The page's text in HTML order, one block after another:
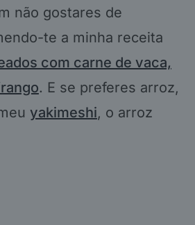
não gostares de
te a minha receita
com carne de vaca,
. E se preferes arroz,
yakimeshi, o arroz